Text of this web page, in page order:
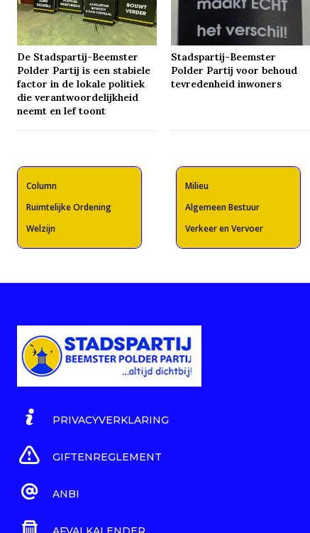
De Stadspartij-Beemster
Polder Partij is een stabiele
factor in de lokale politiek
die verantwoordelijkheid
neemt en lef toont
Stadspartij-Beemster
Polder Partij voor behoud
tevredenheid inwoners
Column
Ruimtelijke Ordening
Welzijn
Milieu
Algemeen Bestuur
Verkeer en Vervoer
PRIVACYVERKLARING
GIFTENREGLEMENT
ANBI